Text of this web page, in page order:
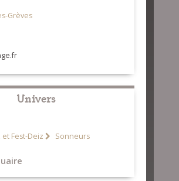
Grèves
Univers
et Fest-Deiz Sonneurs